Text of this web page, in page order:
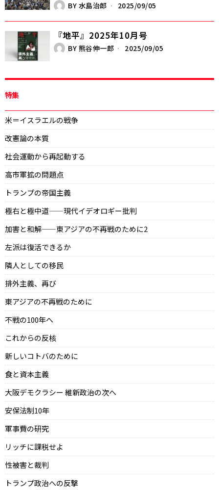
BY 水島治郎 2025/09/05
『地平』2025年10月号
BY 熊谷伸一郎 2025/09/05
特集
米＝イスラエルの戦争
改憲論の本質
社会運動から再起動する
高市軍拡の問題点
トランプの帝国主義
極右と極中道——現代イデオロギー批判
加害と和解——東アジアの不再戦のために2
左派は復活できるか
隣人としての移民
排外主義、再び
東アジアの不再戦のために
不戦の100年へ
これからの反核
新しいコトバのために
食と資本主義
大阪デモクラシー 維新政治の次へ
安保法制10年
軍事費の研究
リッチに課税せよ
性被害と裁判
トランプ政治への反撃